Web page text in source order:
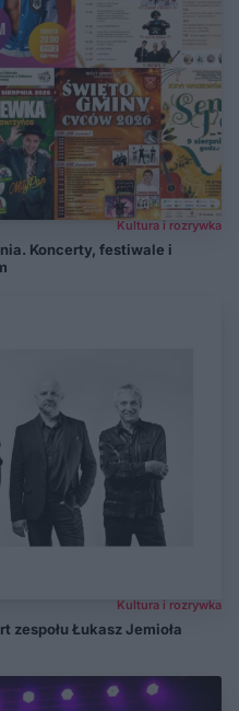
Kultura i rozrywka
Koncerty, festiwale i
Kultura i rozrywka
Łukasz Jemioła